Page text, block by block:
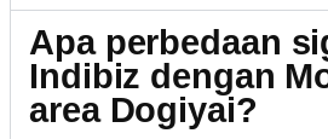
Apa perbedaan
Indibiz dengan
area Dogiyai?